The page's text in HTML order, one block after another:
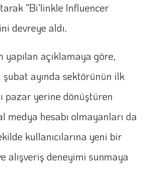
"Bi'linkle Influencer
devreye aldı.
yapılan açıklamaya göre,
şubat ayında sektörünün ilk
pazar yerine dönüştüren
medya hesabı olmayanları da
kullanıcılarına yeni bir
alışveriş deneyimi sunmaya